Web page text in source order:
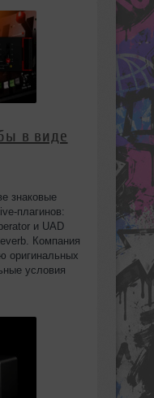
в виде
знаковые
и UAD
Компания
оригинальных
условия